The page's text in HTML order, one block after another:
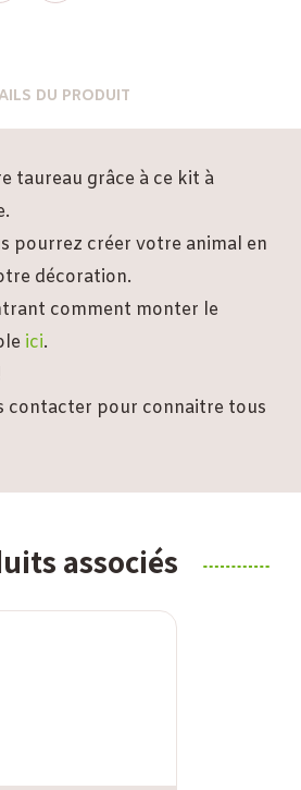
DU PRODUIT
taureau grâce à ce kit à
pourrez créer votre animal en
décoration.
comment monter le
ici.
contacter pour connaitre tous
associés